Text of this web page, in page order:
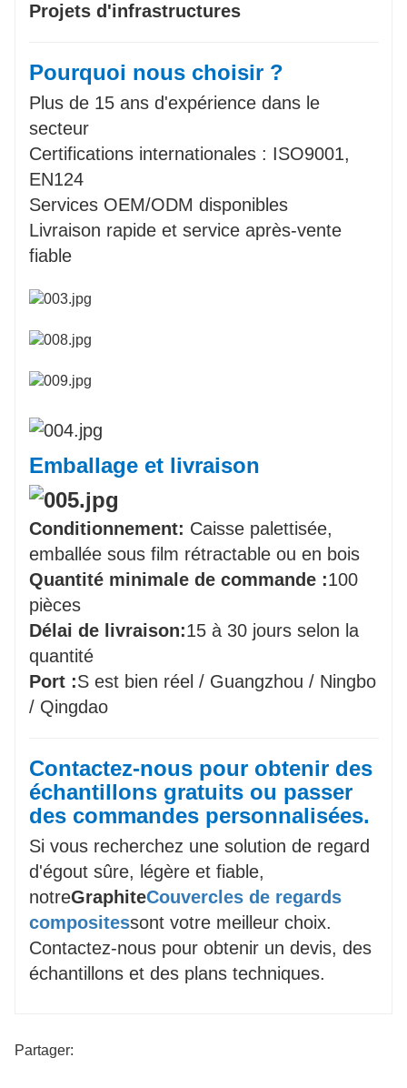
Projets d'infrastructures
Pourquoi nous choisir ?
Plus de 15 ans d'expérience dans le
secteur
Certifications internationales : ISO9001,
EN124
Services OEM/ODM disponibles
Livraison rapide et service après-vente
fiable
Emballage et livraison
Conditionnement: Caisse palettisée,
emballée sous film rétractable ou en bois
Quantité minimale de commande :100
pièces
Délai de livraison:15 à 30 jours selon la
quantité
Port :S est bien réel / Guangzhou / Ningbo
/ Qingdao
Contactez-nous pour obtenir des
échantillons gratuits ou passer
des commandes personnalisées.
Si vous recherchez une solution de regard
d'égout sûre, légère et fiable,
notreGraphiteCouvercles de regards
compositessont votre meilleur choix.
Contactez-nous pour obtenir un devis, des
échantillons et des plans techniques.
Partager: